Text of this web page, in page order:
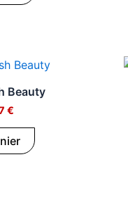
Beauty
€.
€
Le
actuel
est :
50.97 €.